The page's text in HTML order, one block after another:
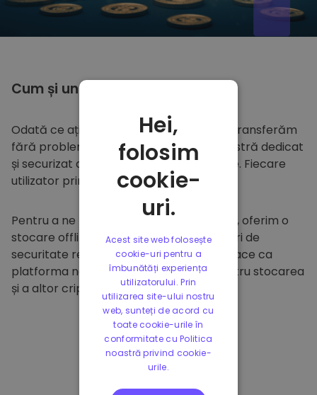
Cum și unde să
Odată ce ați cumpărat peKriptomat
, îl transferăm
fără probleme în portofelul dumneavoastră dedicat
și securizat din cadrul platformei noastre. Fiecare
utilizator primește un portofel individual.
Pentru a ne proteja clienții și fondurile lor, oferim o
stocare offline sigură și efectuăm audituri de
securitate regulate. Această abordare face ca
platforma noastră să fie un paradis pentru stocarea
și a altor criptomonede.
Hei,
folosim
cookie-
uri.
Acest site web folosește
cookie-uri pentru a
îmbunătăți experiența
utilizatorului. Prin
utilizarea site-ului nostru
web, sunteți de acord cu
toate cookie-urile în
conformitate cu Politica
noastră privind cookie-
urile.